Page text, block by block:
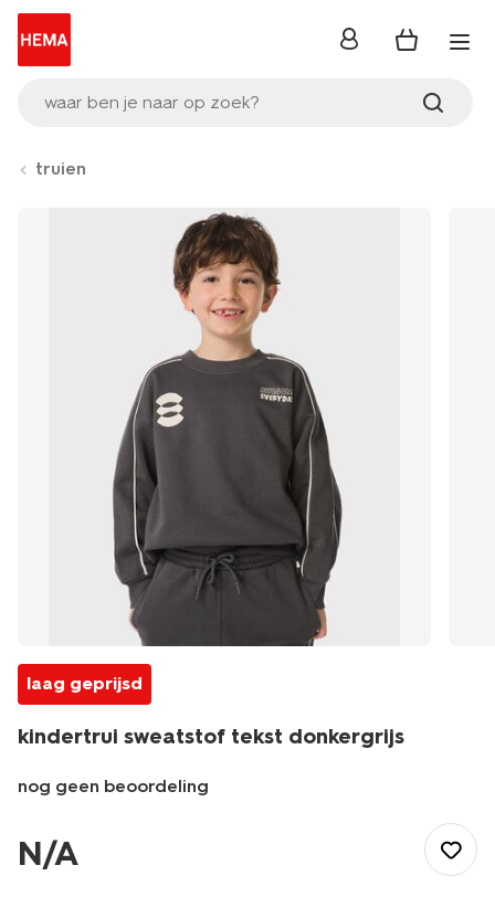
waar ben je naar op zoek?
inloggen
truien
laag geprijsd
kindertrui sweatstof tekst donkergrijs
nog geen beoordeling
sweatstof-
tekst-
N/A